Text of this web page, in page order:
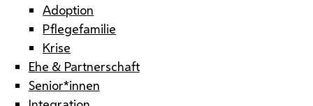
Adoption
Pflegefamilie
Krise
Ehe & Partnerschaft
Senior*innen